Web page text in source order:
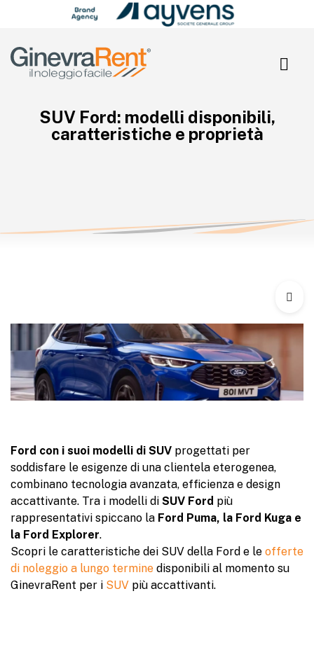
SUV Ford: modelli disponibili,
caratteristiche e proprietà
Ford con i suoi modelli di SUV progettati per
soddisfare le esigenze di una clientela eterogenea,
combinano tecnologia avanzata, efficienza e design
accattivante. Tra i modelli di SUV Ford più
rappresentativi spiccano la Ford Puma, la Ford Kuga e
la Ford Explorer.
Scopri le caratteristiche dei SUV della Ford e le offerte
di noleggio a lungo termine disponibili al momento su
GinevraRent per i SUV più accattivanti.